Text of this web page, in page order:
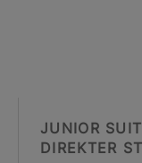
JUNIOR
DIREKTER